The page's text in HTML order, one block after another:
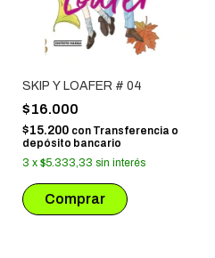
SKIP Y LOAFER # 04
$16.000
$15.200 con Transferencia o
depósito bancario
3 x $5.333,33 sin interés